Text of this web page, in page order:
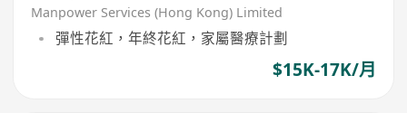
Manpower Services (Hong Kong) Limited
彈性花紅，年終花紅，家屬醫療計劃
$15K-17K/月